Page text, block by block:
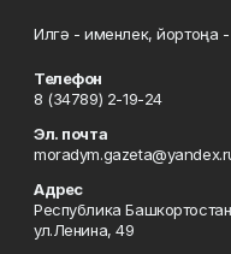
Илгә - именлек, йортоңа -
Телефон
8 (34789) 2-19-24
Эл. почта
Адрес
Республика
ул.Ленина, 49